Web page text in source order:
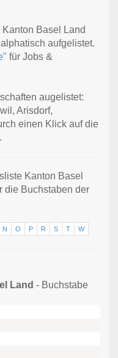
Basel Land
aufgelistet.
für Jobs &
augelistet:
Arisdorf,
einen Klick auf die
Kanton Basel
die Buchstaben der
N O P R S T
W
Land - Buchstabe